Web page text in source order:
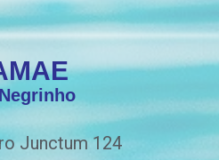
Junctum 124